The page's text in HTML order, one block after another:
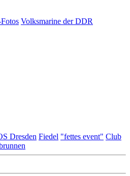
Volksmarine der DDR
Dresden Fiedel "fettes event" Club